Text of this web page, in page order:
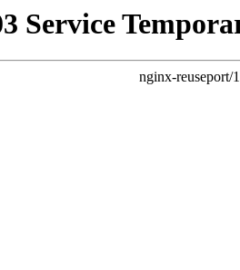
Service
nginx-reuseport/